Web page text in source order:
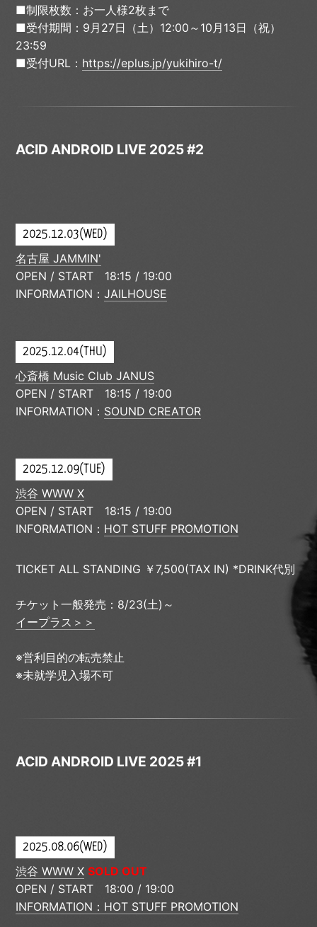
■制限枚数：お一人様2枚まで
■受付期間：9月27日（土）12:00～10月13日（祝）
23:59
■受付URL： https://eplus.jp/yukihiro-t/
ACID ANDROID LIVE 2025 #2
2025.12.03(WED)
名古屋 JAMMIN'
OPEN / START 18:15 / 19:00
INFORMATION：JAILHOUSE
2025.12.04(THU)
心斎橋 Music Club JANUS
OPEN / START 18:15 / 19:00
INFORMATION： SOUND CREATOR
2025.12.09(TUE)
渋谷 WWW X
OPEN / START 18:15 / 19:00
INFORMATION： HOT STUFF PROMOTION
TICKET ALL STANDING ￥7,500(TAX IN) *DRINK代別
チケット一般発売：8/23(土)～
イープラス＞＞
※営利目的の転売禁止
※未就学児入場不可
ACID ANDROID LIVE 2025 #1
2025.08.06(WED)
渋谷 WWW X SOLD OUT
OPEN / START 18:00 / 19:00
INFORMATION：HOT STUFF PROMOTION